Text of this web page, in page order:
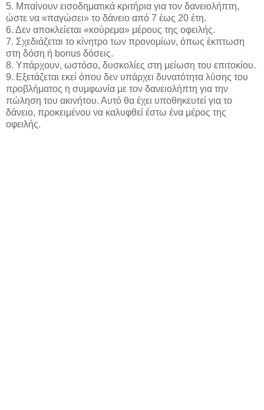
5. Μπαίνουν εισοδηματικά κριτήρια για τον δανειολήπτη,
ώστε να «παγώσει» το δάνειο από 7 έως 20 έτη.
6. Δεν αποκλείεται «κούρεμα» μέρους της οφειλής.
7. Σχεδιάζεται το κίνητρο των προνομίων, όπως έκπτωση
στη δόση ή bonus δόσεις.
8. Υπάρχουν, ωστόσο, δυσκολίες στη μείωση του επιτοκίου.
9. Εξετάζεται εκεί όπου δεν υπάρχει δυνατότητα λύσης του
προβλήματος η συμφωνία με τον δανειολήπτη για την
πώληση του ακινήτου. Αυτό θα έχει υποθηκευτεί για το
δάνειο, προκειμένου να καλυφθεί έστω ένα μέρος της
οφειλής.